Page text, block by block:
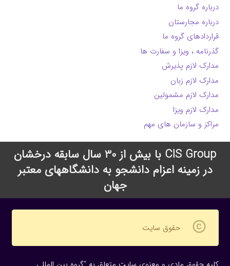
درباره گروه ما
درباره مجارستان
قراردادهای گروه ما
گذرنامه ، ویزا و سفارت ها
مدارک لازم پذیرش
مدارک لازم زبان
مدارک لازم مشمولین
مدارک لازم ویزا
مراکز و سازمان های مهم
CIS Group با بیش از 30 سال سابقه درخشان
در زمینه اعزام دانشجو به دانشگاههای معتبر
جهان
copyright حقوق سایت